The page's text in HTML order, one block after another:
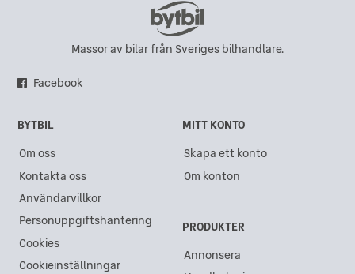
Massor av bilar från Sveriges bilhandlare.
Facebook
BYTBIL
Om oss
Kontakta oss
Användarvillkor
Personuppgiftshantering
Cookies
Cookieinställningar
MITT KONTO
Skapa ett konto
Om konton
PRODUKTER
Annonsera